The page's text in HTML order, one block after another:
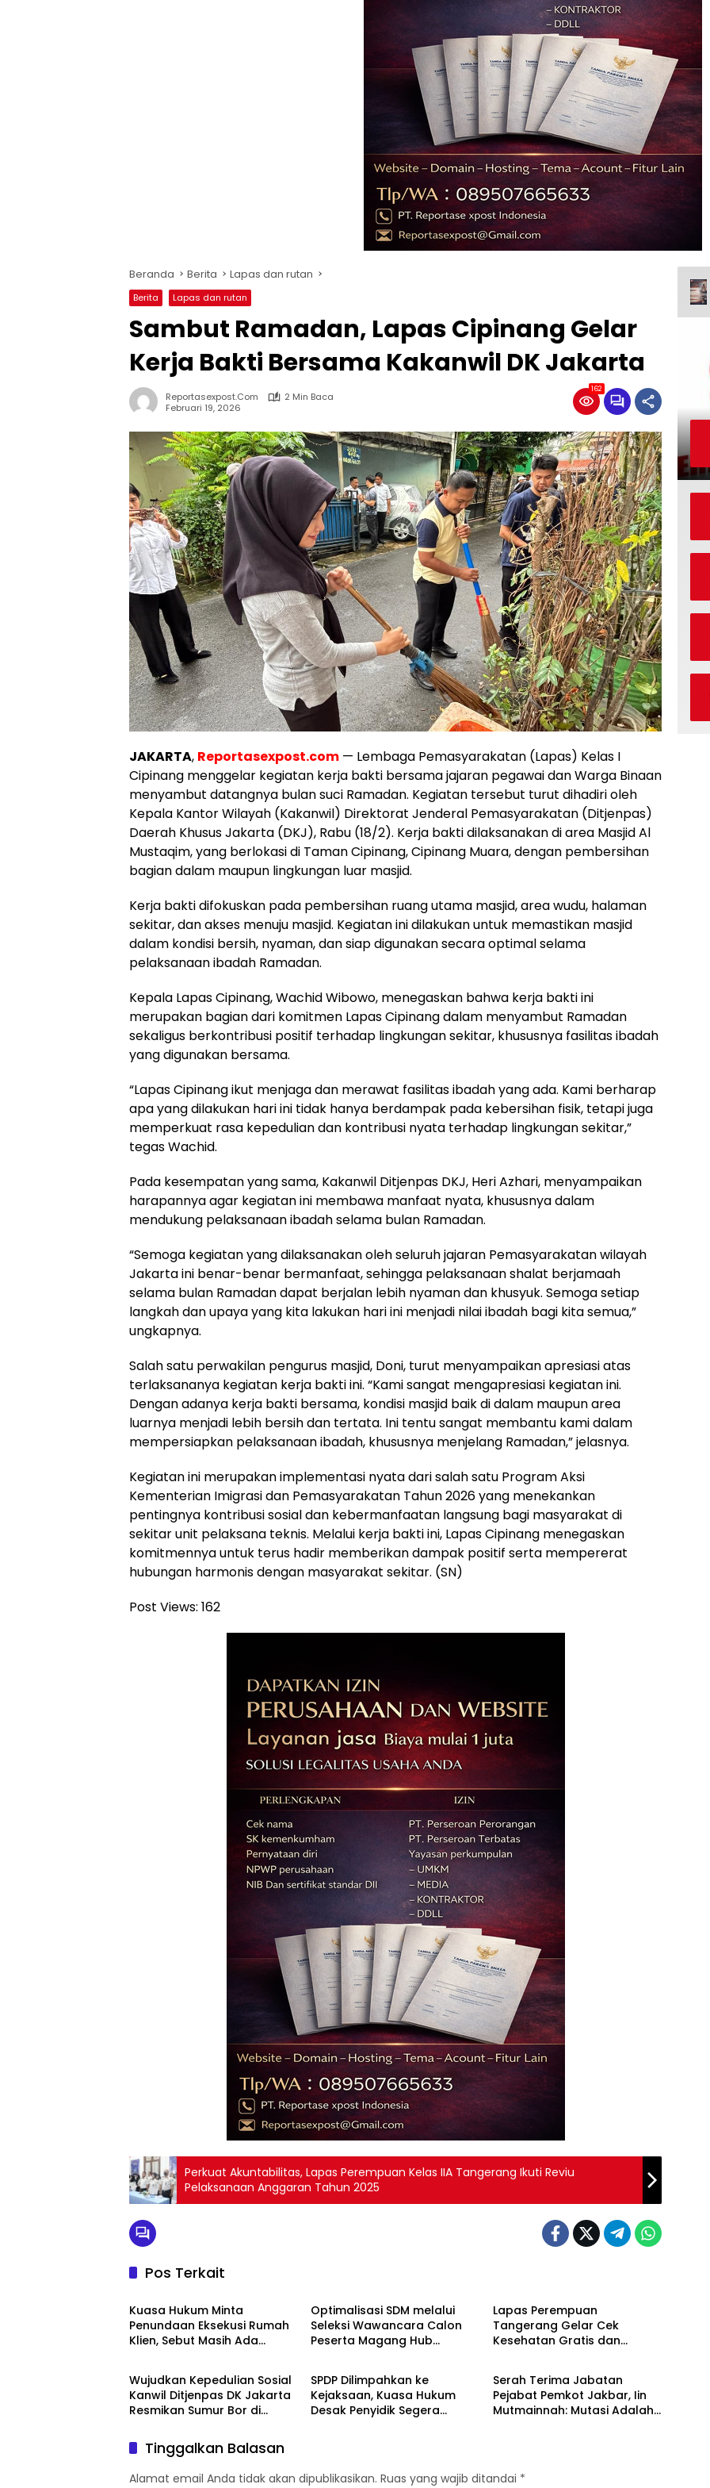
Beranda Berita Lapas dan rutan
Berita Lapas dan rutan
Sambut Ramadan, Lapas Cipinang Gelar
Kerja Bakti Bersama Kakanwil DK Jakarta
Reportasexpost.com
2 Min Baca
Februari 19, 2026
162
JAKARTA, Reportasexpost.com — Lembaga Pemasyarakatan (Lapas) Kelas I
Cipinang menggelar kegiatan kerja bakti bersama jajaran pegawai dan Warga Binaan
menyambut datangnya bulan suci Ramadan. Kegiatan tersebut turut dihadiri oleh
Kepala Kantor Wilayah (Kakanwil) Direktorat Jenderal Pemasyarakatan (Ditjenpas)
Daerah Khusus Jakarta (DKJ), Rabu (18/2). Kerja bakti dilaksanakan di area Masjid Al
Mustaqim, yang berlokasi di Taman Cipinang, Cipinang Muara, dengan pembersihan
bagian dalam maupun lingkungan luar masjid.
Kerja bakti difokuskan pada pembersihan ruang utama masjid, area wudu, halaman
sekitar, dan akses menuju masjid. Kegiatan ini dilakukan untuk memastikan masjid
dalam kondisi bersih, nyaman, dan siap digunakan secara optimal selama
pelaksanaan ibadah Ramadan.
Kepala Lapas Cipinang, Wachid Wibowo, menegaskan bahwa kerja bakti ini
merupakan bagian dari komitmen Lapas Cipinang dalam menyambut Ramadan
sekaligus berkontribusi positif terhadap lingkungan sekitar, khususnya fasilitas ibadah
yang digunakan bersama.
“Lapas Cipinang ikut menjaga dan merawat fasilitas ibadah yang ada. Kami berharap
apa yang dilakukan hari ini tidak hanya berdampak pada kebersihan fisik, tetapi juga
memperkuat rasa kepedulian dan kontribusi nyata terhadap lingkungan sekitar,”
tegas Wachid.
Pada kesempatan yang sama, Kakanwil Ditjenpas DKJ, Heri Azhari, menyampaikan
harapannya agar kegiatan ini membawa manfaat nyata, khususnya dalam
mendukung pelaksanaan ibadah selama bulan Ramadan.
“Semoga kegiatan yang dilaksanakan oleh seluruh jajaran Pemasyarakatan wilayah
Jakarta ini benar-benar bermanfaat, sehingga pelaksanaan shalat berjamaah
selama bulan Ramadan dapat berjalan lebih nyaman dan khusyuk. Semoga setiap
langkah dan upaya yang kita lakukan hari ini menjadi nilai ibadah bagi kita semua,”
ungkapnya.
Salah satu perwakilan pengurus masjid, Doni, turut menyampaikan apresiasi atas
terlaksananya kegiatan kerja bakti ini. “Kami sangat mengapresiasi kegiatan ini.
Dengan adanya kerja bakti bersama, kondisi masjid baik di dalam maupun area
luarnya menjadi lebih bersih dan tertata. Ini tentu sangat membantu kami dalam
mempersiapkan pelaksanaan ibadah, khususnya menjelang Ramadan,” jelasnya.
Kegiatan ini merupakan implementasi nyata dari salah satu Program Aksi
Kementerian Imigrasi dan Pemasyarakatan Tahun 2026 yang menekankan
pentingnya kontribusi sosial dan kebermanfaatan langsung bagi masyarakat di
sekitar unit pelaksana teknis. Melalui kerja bakti ini, Lapas Cipinang menegaskan
komitmennya untuk terus hadir memberikan dampak positif serta mempererat
hubungan harmonis dengan masyarakat sekitar. (SN)
Post Views: 162
Perkuat Akuntabilitas, Lapas Perempuan Kelas IIA Tangerang Ikuti Reviu
Pelaksanaan Anggaran Tahun 2025
Pos Terkait
Berita
Kuasa Hukum Minta
Penundaan Eksekusi Rumah
Klien, Sebut Masih Ada
Optimalisasi SDM melalui
Seleksi Wawancara Calon
Peserta Magang Hub
Lapas Perempuan
Tangerang Gelar Cek
Kesehatan Gratis dan
Warga Binaan
Berita
Wujudkan Kepedulian Sosial
Kanwil Ditjenpas DK Jakarta
Resmikan Sumur Bor di
Berita
SPDP Dilimpahkan ke
Kejaksaan, Kuasa Hukum
Desak Penyidik Segera
Berita
Serah Terima Jabatan
Pejabat Pemkot Jakbar, Iin
Mutmainnah: Mutasi Adalah
Tinggalkan Balasan
Alamat email Anda tidak akan dipublikasikan. Ruas yang wajib ditandai *